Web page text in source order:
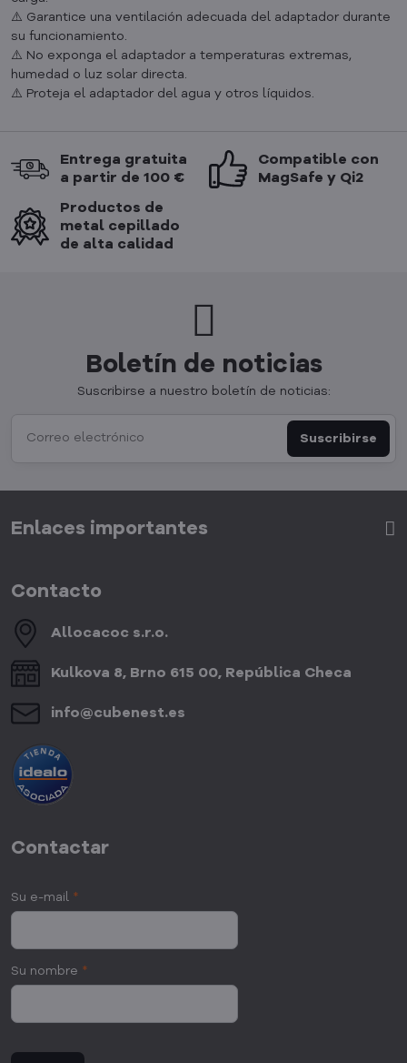
⚠️ Garantice una ventilación adecuada del adaptador durante
su funcionamiento.
⚠️ No exponga el adaptador a temperaturas extremas,
humedad o luz solar directa.
⚠️ Proteja el adaptador del agua y otros líquidos.
Entrega gratuita
a partir de 100 €
Compatible con
MagSafe y Qi2
Productos de
metal cepillado
de alta calidad
Boletín de noticias
Suscribirse a nuestro boletín de noticias:
Suscribirse
Enlaces importantes
Contacto
Allocacoc s​.r​.o​.
Kulkova 8, Brno 615 00, República Checa
info​@cubenest​.es
Contactar
Su e-mail *
Su nombre *